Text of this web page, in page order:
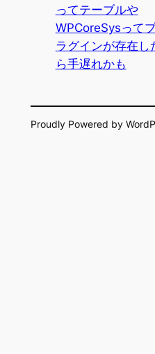
ってテーブルや
WPCoreSysって
ラグインが存在し
ら手遅れかも
Proudly Powered by